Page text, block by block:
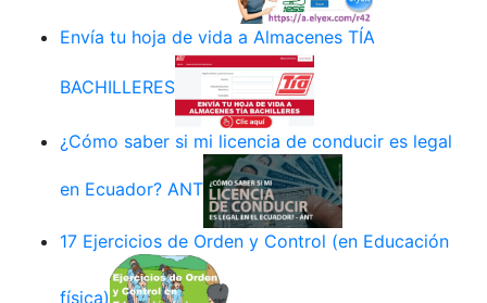
Envía tu hoja de vida a Almacenes TÍA
BACHILLERES
¿Cómo saber si mi licencia de conducir es legal
en Ecuador? ANT
17 Ejercicios de Orden y Control (en Educación
física)